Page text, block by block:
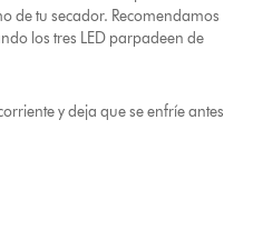
de tu secador. Recomendamos
los tres LED parpadeen de
y deja que se enfríe antes